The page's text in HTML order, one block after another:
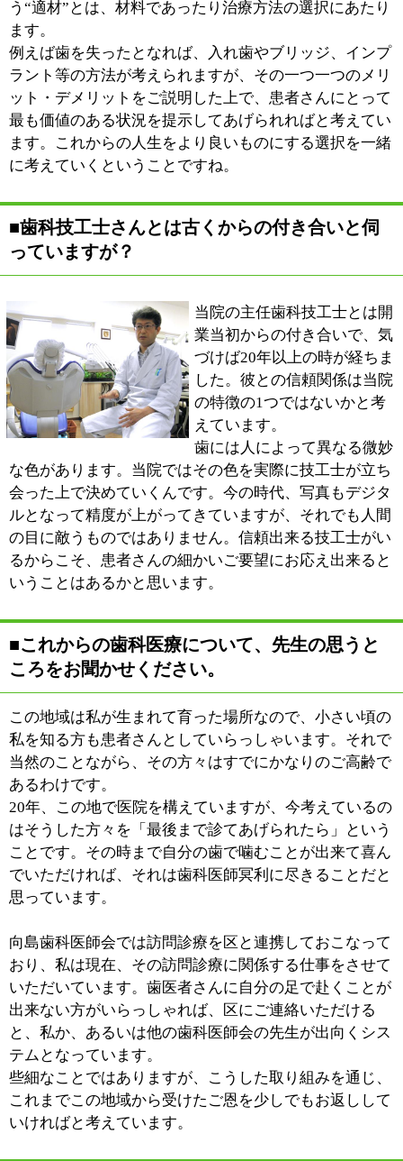
はそうした方々を「最後まで診てあげられたら」という
ことです。その時まで自分の歯で噛むことが出来て喜ん
でいただければ、それは歯科医師冥利に尽きることだと
思っています。
向島歯科医師会では訪問診療を区と連携しておこなって
おり、私は現在、その訪問診療に関係する仕事をさせて
いただいています。歯医者さんに自分の足で赴くことが
出来ない方がいらっしゃれば、区にご連絡いただける
と、私か、あるいは他の歯科医師会の先生が出向くシス
テムとなっています。
これまでこの地域から受けたご恩を少しでもお返しして
いければと考えています。
今の治療は適切なのか？どのような治療を自分は受けれ
ば良いのか？悩まれている方は多いかと思います。当院
ではセカンドオピニオン、サードオピニオンを奨励して
います。1人で悩まず、ご相談だけでもいらしてみてく
ださい。これまでの治療を踏まえた上で、本当に患者さ
んのためになる治療を一緒に考えていきたいと思ってい
ます。
※上記記事は2012.10に取材したものです。
情報時間の経過による変化などがございます事をご了承
ください。
科目 :
問歯科診療
TEL : 03-3616-0222
休診日 土曜・日曜・祝日
最寄駅 : 八広駅
WEB : http://www.hahoo.jp/~aonuma/
診療時間 : 9：30～13：00 14：30～19：00
駐車場 : 3台有り
このページの先頭へ
江戸川区時間 江東区時間 葛飾区時間
表示：
© 2013 art blue Inc.